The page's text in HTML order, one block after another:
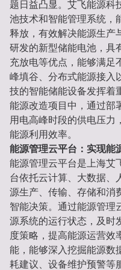
题日益凸显。艾飞能源科
池技术和智能管理系统，
释放，有效解决能源生产
研发的新型储能电池，具
充放电等优点，能够满足
峰填谷、分布式能源接入
技的智能储能设备发挥着
能源改造项目中，通过部
用电高峰时段的供电压力
能源利用效率。
能源管理云平台：实现能
能源管理云平台是上海艾
台依托云计算、大数据、
源生产、传输、存储和消
智能决策。通过能源管理
源系统的运行状态，及时
度策略，提高能源运营效
能，能够深入挖掘能源数
耗建议、设备维护预警等